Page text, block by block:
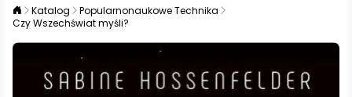
Katalog
Popularnonaukowe Technika
Czy Wszechświat myśli?